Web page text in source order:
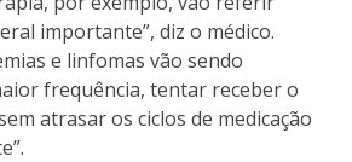
importante”, diz o médico.
e linfomas vão sendo
frequência, tentar receber o
atrasar os ciclos de medicação